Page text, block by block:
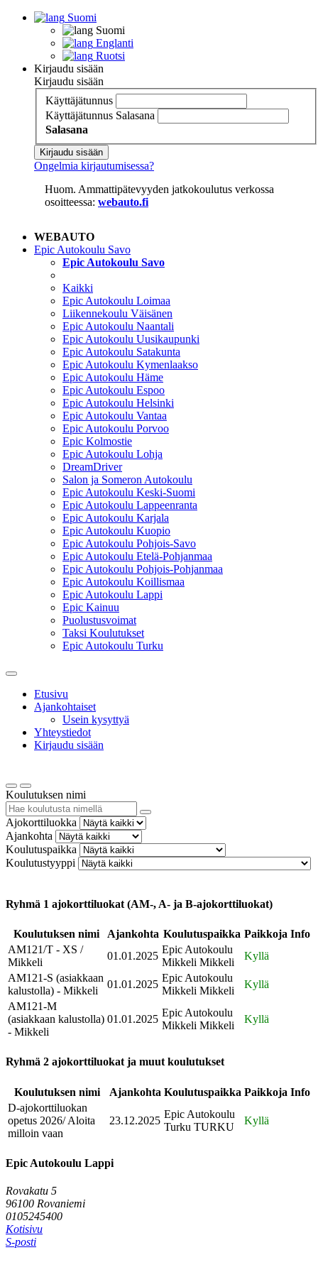
Suomi
Suomi
Englanti
Ruotsi
Kirjaudu sisään
Kirjaudu sisään
Käyttäjätunnus
Käyttäjätunnus Salasana
Salasana
Kirjaudu sisään
Ongelmia kirjautumisessa?
Huom. Ammattipätevyyden jatkokoulutus verkossa
osoitteessa: webauto.fi
WEBAUTO
Epic Autokoulu Savo
Epic Autokoulu Savo
Kaikki
Epic Autokoulu Loimaa
Liikennekoulu Väisänen
Epic Autokoulu Naantali
Epic Autokoulu Uusikaupunki
Epic Autokoulu Satakunta
Epic Autokoulu Kymenlaakso
Epic Autokoulu Häme
Epic Autokoulu Espoo
Epic Autokoulu Helsinki
Epic Autokoulu Vantaa
Epic Autokoulu Porvoo
Epic Kolmostie
Epic Autokoulu Lohja
DreamDriver
Salon ja Someron Autokoulu
Epic Autokoulu Keski-Suomi
Epic Autokoulu Lappeenranta
Epic Autokoulu Karjala
Epic Autokoulu Kuopio
Epic Autokoulu Pohjois-Savo
Epic Autokoulu Etelä-Pohjanmaa
Epic Autokoulu Pohjois-Pohjanmaa
Epic Autokoulu Koillismaa
Epic Autokoulu Lappi
Epic Kainuu
Puolustusvoimat
Taksi Koulutukset
Epic Autokoulu Turku
Etusivu
Ajankohtaiset
Usein kysyttyä
Yhteystiedot
Kirjaudu sisään
Koulutuksen nimi
Ajokorttiluokka
Ajankohta
Koulutuspaikka
Koulutustyyppi
Ryhmä 1 ajokorttiluokat (AM-, A- ja B-ajokorttiluokat)
Koulutuksen nimi Ajankohta Koulutuspaikka Paikkoja Info
AM121/T - XS /
Mikkeli
01.01.2025
Epic Autokoulu
Mikkeli Mikkeli
Kyllä
AM121-S (asiakkaan
kalustolla) - Mikkeli
01.01.2025
Epic Autokoulu
Mikkeli Mikkeli
Kyllä
AM121-M
(asiakkaan kalustolla)
- Mikkeli
01.01.2025
Epic Autokoulu
Mikkeli Mikkeli
Kyllä
Ryhmä 2 ajokorttiluokat ja muut koulutukset
Koulutuksen nimi Ajankohta Koulutuspaikka Paikkoja Info
D-ajokorttiluokan
opetus 2026/ Aloita
milloin vaan
23.12.2025
Epic Autokoulu
Turku TURKU
Kyllä
Epic Autokoulu Lappi
Rovakatu 5
96100 Rovaniemi
0105245400
Kotisivu
S-posti